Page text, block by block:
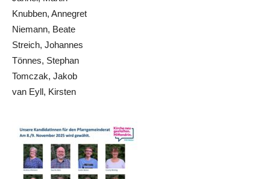
Knubben, Annegret
Niemann, Beate
Streich, Johannes
Tönnes, Stephan
Tomczak, Jakob
van Eyll, Kirsten